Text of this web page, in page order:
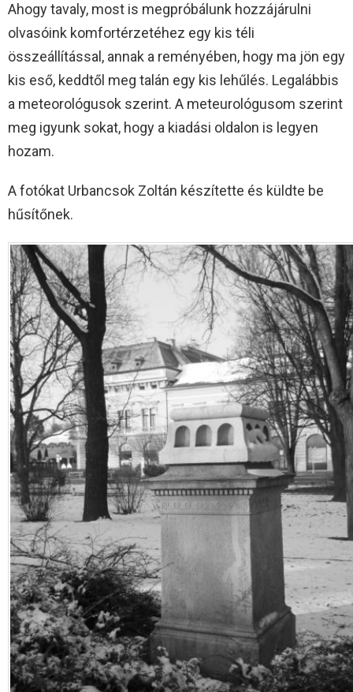
Ahogy tavaly, most is megpróbálunk hozzájárulni
olvasóink komfortérzetéhez egy kis téli
összeállítással, annak a reményében, hogy ma jön egy
kis eső, keddtől meg talán egy kis lehűlés. Legalábbis
a meteorológusok szerint. A meteurológusom szerint
meg igyunk sokat, hogy a kiadási oldalon is legyen
hozam.
A fotókat Urbancsok Zoltán készítette és küldte be
hűsítőnek.